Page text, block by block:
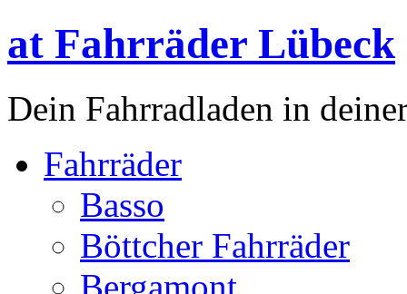
at Fahrräder Lübeck
Dein Fahrradladen in
Fahrräder
Basso
Böttcher Fahrräder
Bergamont